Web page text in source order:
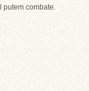
putem combate.